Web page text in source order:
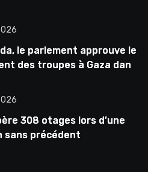
le parlement approuve le
des troupes à Gaza dans
308 otages lors d’une
sans précédent